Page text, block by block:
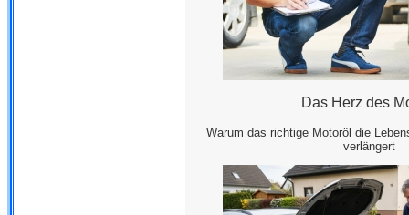
Das Herz des
Warum das richtige Motoröl die
verlängert